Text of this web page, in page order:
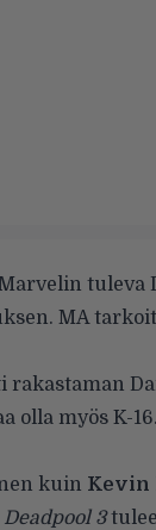
tuleva
MA
rakastaman
olla myös K-
kuin Kevin
Deadpool 3